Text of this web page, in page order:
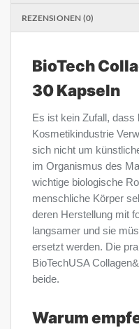
REZENSIONEN (0)
BioTech
30 Kapseln
Es ist kein Zufall, dass
Kosmetikindustrie
sich nicht um
im Organismus des
wichtige biologische
menschliche Körper
deren Herstellung mit
langsamer und sie
ersetzt werden. Die
BioTechUSA
beide.
Warum